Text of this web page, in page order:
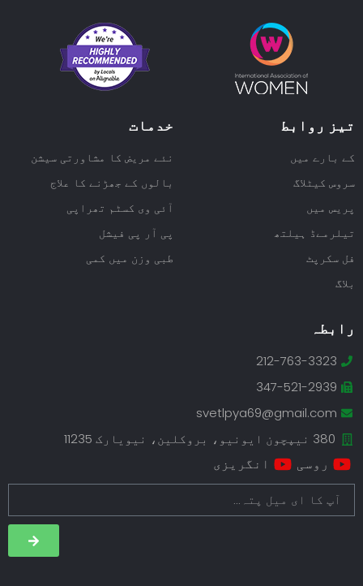
تیز روابط
کے بارے میں
سروس کیٹلاگ
پریس میں
تیلرمےڈ ہیلتھ
فل سکرپٹ
بلاگ
خدمات
نئے مریض کا مشاورتی سیشن
بالوں کے جھڑنے کا علاج
آئی وی کسٹم تھراپی
پی آر پی فیشل
طبی وزن میں کمی
رابطہ
212-763-3323
347-521-2939
svetlpya69@gmail.com
380 نیپچون ایونیو، بروکلین، نیویارک 11235
روسی انگریزی